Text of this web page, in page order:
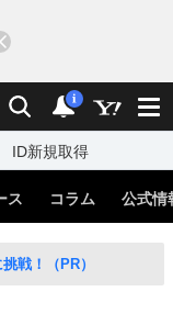
検索 通知
i
ID新規取得
ス コラム 公式情
戦！（PR）